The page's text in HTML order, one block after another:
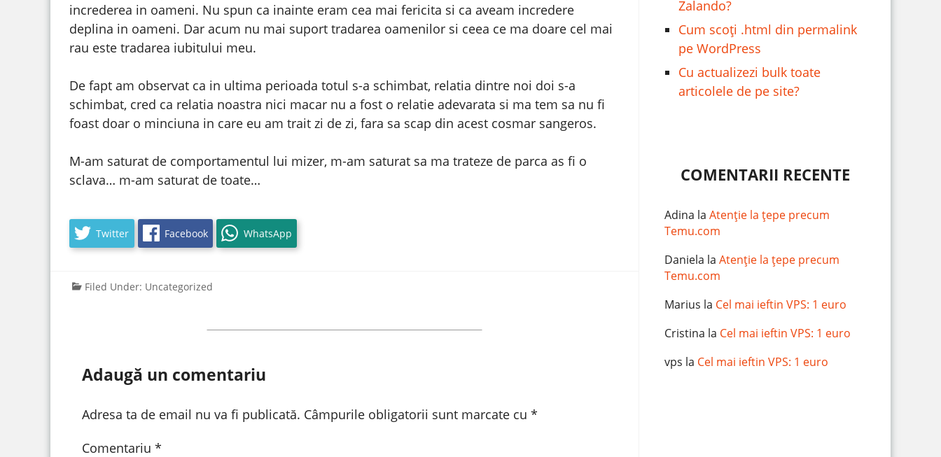
increderea in oameni. Nu spun ca inainte eram cea mai fericita si ca aveam incredere
deplina in oameni. Dar acum nu mai suport tradarea oamenilor si ceea ce ma doare cel mai
rau este tradarea iubitului meu.
De fapt am observat ca in ultima perioada totul s-a schimbat, relatia dintre noi doi s-a
schimbat, cred ca relatia noastra nici macar nu a fost o relatie adevarata si ma tem sa nu fi
foast doar o minciuna in care eu am trait zi de zi, fara sa scap din acest cosmar sangeros.
M-am saturat de comportamentul lui mizer, m-am saturat sa ma trateze de parca as fi o
sclava… m-am saturat de toate…
Twitter Facebook WhatsApp
Filed Under: Uncategorized
Adaugă un comentariu
Adresa ta de email nu va fi publicată. Câmpurile obligatorii sunt marcate cu *
Comentariu *
Zalando?
Cum scoți .html din permalink
pe WordPress
Cu actualizezi bulk toate
articolele de pe site?
COMENTARII RECENTE
Adina la Atenție la țepe precum
Temu.com
Daniela la Atenție la țepe precum
Temu.com
Marius la Cel mai ieftin VPS: 1 euro
Cristina la Cel mai ieftin VPS: 1 euro
vps la Cel mai ieftin VPS: 1 euro